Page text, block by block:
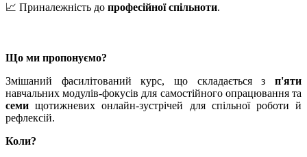
📈 Приналежність до професійної спільноти.
Що ми пропонуємо?
Змішаний фасилітований курс, що складається з п'яти
навчальних модулів-фокусів для самостійного опрацювання та
семи щотижневих онлайн-зустрічей для спільної роботи й
рефлексій.
Коли?